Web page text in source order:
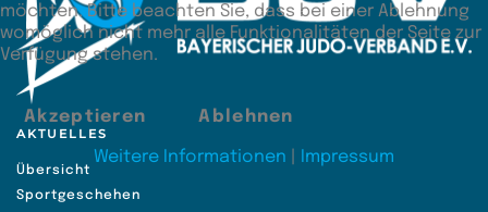
AKTUELLES
Übersicht
Sportgeschehen
möchten. Bitte beachten Sie, dass bei einer Ablehnung
womöglich nicht mehr alle Funktionalitäten der Seite zur
Verfügung stehen.
Akzeptieren Ablehnen
Weitere Informationen Impressum